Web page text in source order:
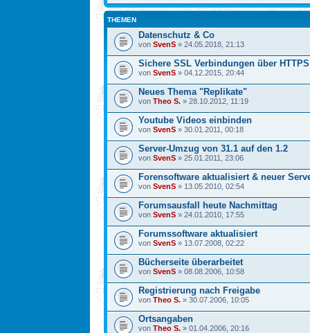
THEMEN
Datenschutz & Co
von SvenS » 24.05.2018, 21:13
Sichere SSL Verbindungen über
von SvenS » 04.12.2015, 20:44
Neues Thema "Replikate"
von Theo S. » 28.10.2012, 11:19
Youtube Videos einbinden
von SvenS » 30.01.2011, 00:18
Server-Umzug von 31.1 auf den 1.2
von SvenS » 25.01.2011, 23:06
Forensoftware aktualisiert & neuer
von SvenS » 13.05.2010, 02:54
Forumsausfall heute Nachmittag
von SvenS » 24.01.2010, 17:55
Forumssoftware aktualisiert
von SvenS » 13.07.2008, 02:22
Bücherseite überarbeitet
von SvenS » 08.08.2006, 10:58
Registrierung nach Freigabe
von Theo S. » 30.07.2006, 10:05
Ortsangaben
von Theo S. » 01.04.2006, 20:16